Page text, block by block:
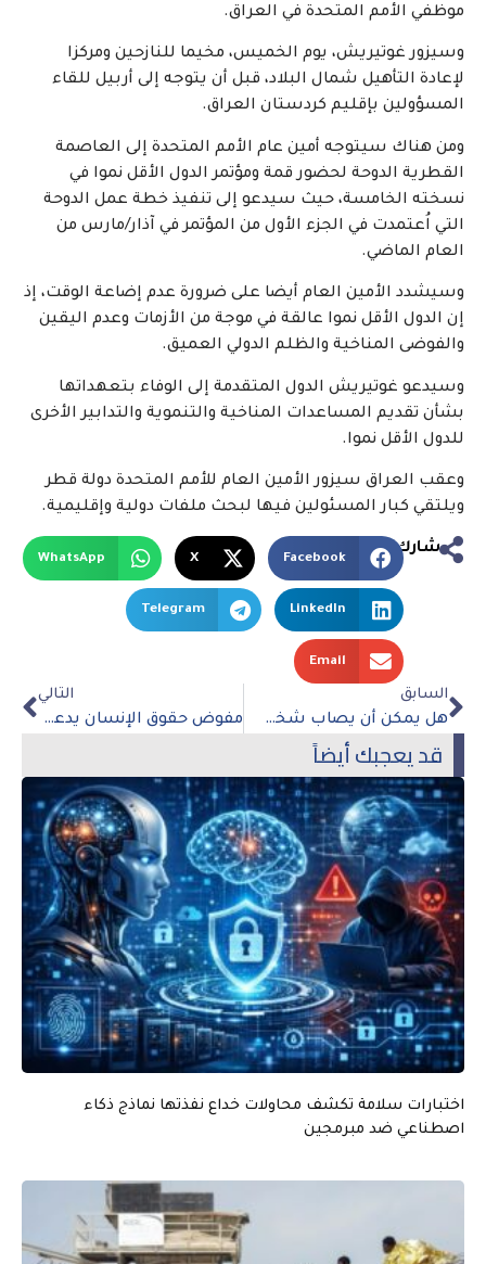
موظفي الأمم المتحدة في العراق.
وسيزور غوتيريش، يوم الخميس، مخيما للنازحين ومركزا
لإعادة التأهيل شمال البلاد، قبل أن يتوجه إلى أربيل للقاء
المسؤولين بإقليم كردستان العراق.
ومن هناك سيتوجه أمين عام الأمم المتحدة إلى العاصمة
القطرية الدوحة لحضور قمة ومؤتمر الدول الأقل نموا في
نسخته الخامسة، حيث سيدعو إلى تنفيذ خطة عمل الدوحة
التي اُعتمدت في الجزء الأول من المؤتمر في آذار/مارس من
العام الماضي.
وسيشدد الأمين العام أيضا على ضرورة عدم إضاعة الوقت، إذ
إن الدول الأقل نموا عالقة في موجة من الأزمات وعدم اليقين
والفوضى المناخية والظلم الدولي العميق.
وسيدعو غوتيريش الدول المتقدمة إلى الوفاء بتعهداتها
بشأن تقديم المساعدات المناخية والتنموية والتدابير الأخرى
للدول الأقل نموا.
وعقب العراق سيزور الأمين العام للأمم المتحدة دولة قطر
ويلتقي كبار المسئولين فيها لبحث ملفات دولية وإقليمية.
شارك
Facebook
X
WhatsApp
LinkedIn
Telegram
Email
السابق
هل يمكن أن يصاب شخص بالاكتئاب دون المعرفة – تفاصيل
التالي
مفوض حقوق الإنسان يدعو إلى جهد دولي أكبر لإلغاء عقوبة الإعدام
قد يعجبك أيضاً
اختبارات سلامة تكشف محاولات خداع نفذتها نماذج ذكاء
اصطناعي ضد مبرمجين